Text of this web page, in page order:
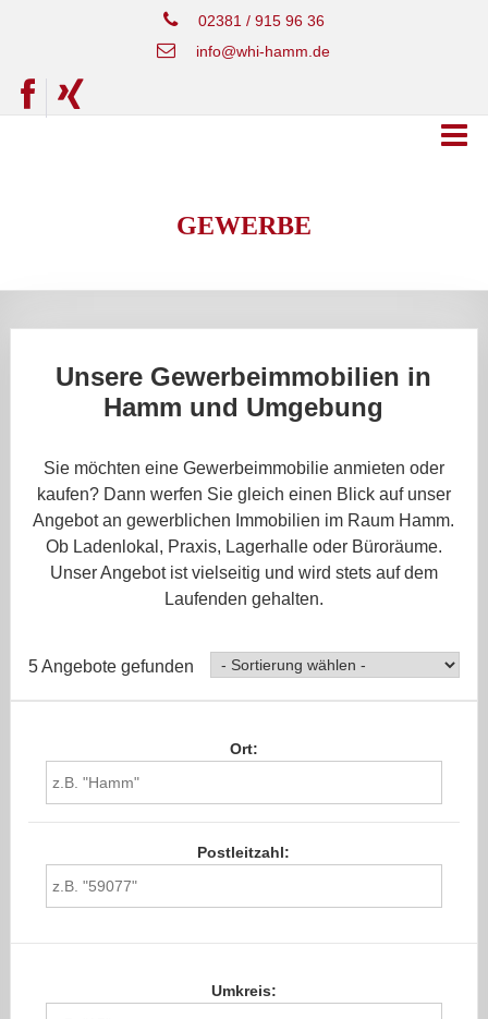
02381 / 915 96 36
info@whi-hamm.de
GEWERBE
Unsere Gewerbeimmobilien in
Hamm und Umgebung
Sie möchten eine Gewerbeimmobilie anmieten oder
kaufen? Dann werfen Sie gleich einen Blick auf unser
Angebot an gewerblichen Immobilien im Raum Hamm.
Ob Ladenlokal, Praxis, Lagerhalle oder Büroräume.
Unser Angebot ist vielseitig und wird stets auf dem
Laufenden gehalten.
5 Angebote gefunden
Ort:
Postleitzahl:
Umkreis: